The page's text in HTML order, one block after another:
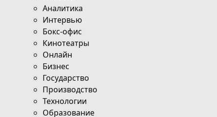
Аналитика
Интервью
Бокс-офис
Кинотеатры
Онлайн
Бизнес
Государство
Производство
Технологии
Образование